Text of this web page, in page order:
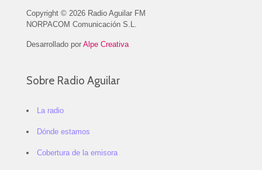
Copyright © 2026 Radio Aguilar FM
NORPACOM Comunicación S.L.
Desarrollado por Alpe Creativa
Sobre Radio Aguilar
La radio
Dónde estamos
Cobertura de la emisora